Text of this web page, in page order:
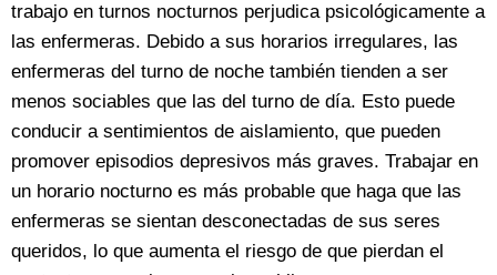
trabajo en turnos nocturnos perjudica psicológicamente a
las enfermeras. Debido a sus horarios irregulares, las
enfermeras del turno de noche también tienden a ser
menos sociables que las del turno de día. Esto puede
conducir a sentimientos de aislamiento, que pueden
promover episodios depresivos más graves. Trabajar en
un horario nocturno es más probable que haga que las
enfermeras se sientan desconectadas de sus seres
queridos, lo que aumenta el riesgo de que pierdan el